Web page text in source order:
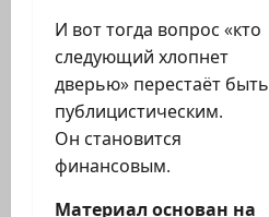
И вот тогда вопрос «кто
следующий хлопнет
дверью» перестаёт быть
публицистическим.
Он становится
финансовым.
Материал основан на